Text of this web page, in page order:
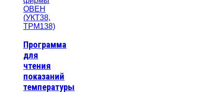
Программа
для
чтения
показаний
температуры